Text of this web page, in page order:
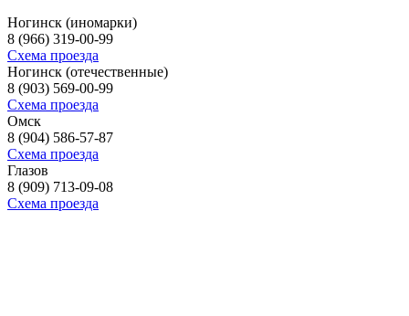
Ногинск (иномарки)
8 (966) 319-00-99
Схема проезда
Ногинск (отечественные)
8 (903) 569-00-99
Схема проезда
Омск
8 (904) 586-57-87
Схема проезда
Глазов
8 (909) 713-09-08
Схема проезда